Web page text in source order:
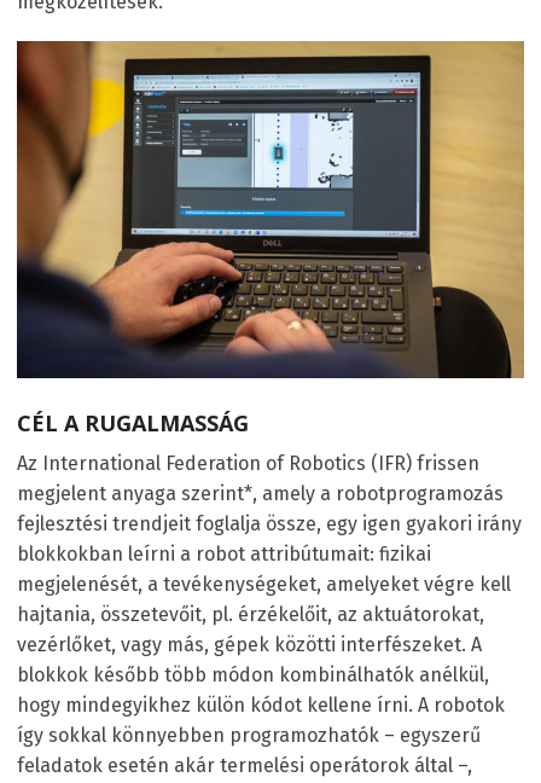
CÉL A RUGALMASSÁG
Az International Federation of Robotics (IFR) frissen
megjelent anyaga szerint*, amely a robotprogramozás
fejlesztési trendjeit foglalja össze, egy igen gyakori irány
blokkokban leírni a robot attribútumait: fizikai
megjelenését, a tevékenységeket, amelyeket végre kell
hajtania, összetevőit, pl. érzékelőit, az aktuátorokat,
vezérlőket, vagy más, gépek közötti interfészeket. A
blokkok később több módon kombinálhatók anélkül,
hogy mindegyikhez külön kódot kellene írni. A robotok
így sokkal könnyebben programozhatók – egyszerű
feladatok esetén akár termelési operátorok által –,